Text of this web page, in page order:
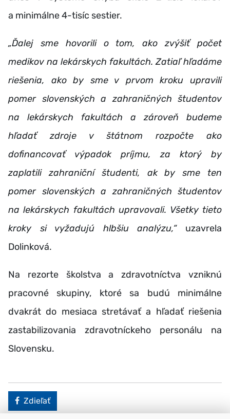
a minimálne 4-tisíc sestier.
„Ďalej sme hovorili o tom, ako zvýšiť počet
medikov na lekárskych fakultách. Zatiaľ hľadáme
riešenia, ako by sme v prvom kroku upravili
pomer slovenských a zahraničných študentov
na lekárskych fakultách a zároveň budeme
hľadať zdroje v štátnom rozpočte ako
dofinancovať výpadok príjmu, za ktorý by
zaplatili zahraniční študenti, ak by sme ten
pomer slovenských a zahraničných študentov
na lekárskych fakultách upravovali. Všetky tieto
kroky si vyžadujú hlbšiu analýzu,“ uzavrela
Dolinková.
Na rezorte školstva a zdravotníctva vzniknú
pracovné skupiny, ktoré sa budú minimálne
dvakrát do mesiaca stretávať a hľadať riešenia
zastabilizovania zdravotníckeho personálu na
Slovensku.
Facebook
Zdieľať